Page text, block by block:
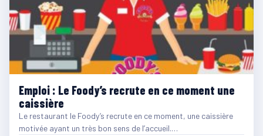
Emploi : Le Foody’s recrute en ce moment une
caissière
Le restaurant le Foody’s recrute en ce moment, une caissière
motivée ayant un très bon sens de l’accueil.…